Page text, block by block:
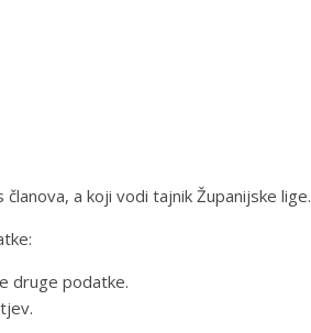
a koji vodi tajnik Županijske lige.
druge podatke.